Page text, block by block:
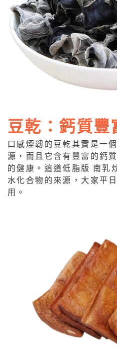
豆乾：鈣質豐
口感煙韌的豆乾其實是一
源，而且它含有豐富的鈣
的健康。這道低脂版 南乳
水化合物的來源，大家平
用。